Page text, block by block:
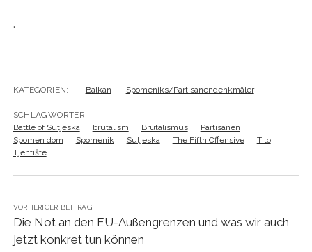
.
KATEGORIEN: Balkan Spomeniks/Partisanendenkmäler
SCHLAGWÖRTER:
Battle of Sutjeska
brutalism Brutalismus
Partisanen
Spomen dom
Spomenik Sutjeska The Fifth Offensive
Tito
Tjentište
VORHERIGER BEITRAG
Die Not an den EU-Außengrenzen und was wir auch
jetzt konkret tun können